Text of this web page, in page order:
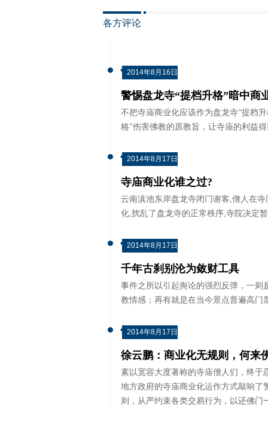
各方评论
2014年8月16日
警惕盘龙寺“提档升格”暗中商
不把寺庙商业化应该作为盘龙寺“提档
格”伤害佛教的原教旨，让寺庙的利益
2014年8月17日
寺庙商业化谁之过?
云南滇池东岸盘龙寺闭门谢客,僧人在
化,扰乱了盘龙寺的正常秩序,寺院决定
2014年8月17日
千年古刹别沦为敛财工具
事件之所以引起舆论的强烈反弹，一则
教情感；再有就是在当今景点普遍高门
2014年8月17日
徐云鹏：商业化无规则，何来
素以宽容大度著称的寺庙僧人们，终于
地方政府的寺庙商业化运作方式敲响了
则，从严约束各类交易行为，以还佛门